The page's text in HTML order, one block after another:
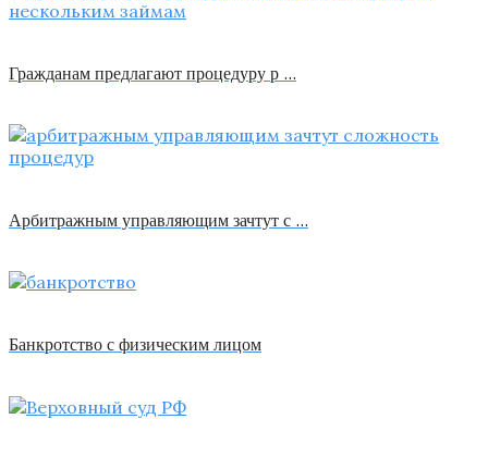
Гражданам предлагают процедуру р …
Арбитражным управляющим зачтут с …
Банкротство с физическим лицом